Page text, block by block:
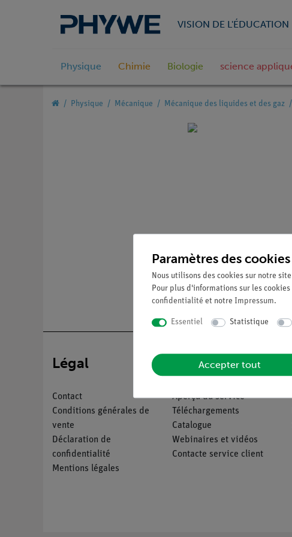
VISION DE L'ÉDUCATION
Physique Chimie Biologie science
Physique Mécanique Mécanique des liquides et des gaz
Légal
Contact
Conditions générales de
vente
Déclaration de
confidentialité
Mentions légales
Service
Aperçu du service
Téléchargements
Catalogue
Webinaires et vidéos
Contacte service client
Paramètres des cookies
Nous utilisons des cookies sur notre
Pour plus d'informations sur les
confidentialité et notre Impressum.
Essentiel Statistique
Accepter tout